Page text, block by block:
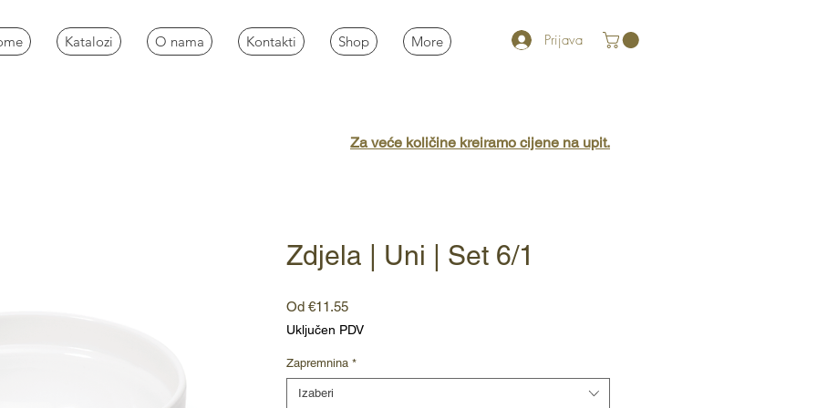
Katalozi O nama Kontakti Shop More Prijava
Zdjela | Uni | Set 6/1
Od €11.55Cijena
s
popustom
Uključen PDV
Zapremnina *
Izaberi
Za veće količine kreiramo cijene na upit.